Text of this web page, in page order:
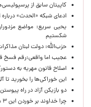
کاپیتان سابق از
ادعای شبکه «الحدث»
یحیی سریع: مواضع
شکستیم
حزب‌الله: دولت لبنان
عجیب اما واقعی:رقم فسخ قرارداد
اصلاح قانون مهریه به
این خوراکی‌ها را بخورید تا
دو بازیکن آزاد در راه
چرا خداوند بر خوردن این ۳ میوه تأکید کرده است؟!